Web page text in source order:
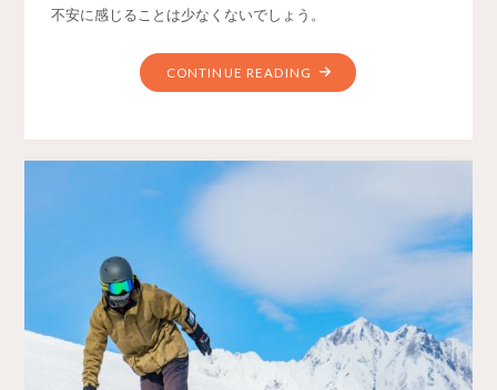
不安に感じることは少なくないでしょう。
CONTINUE READING